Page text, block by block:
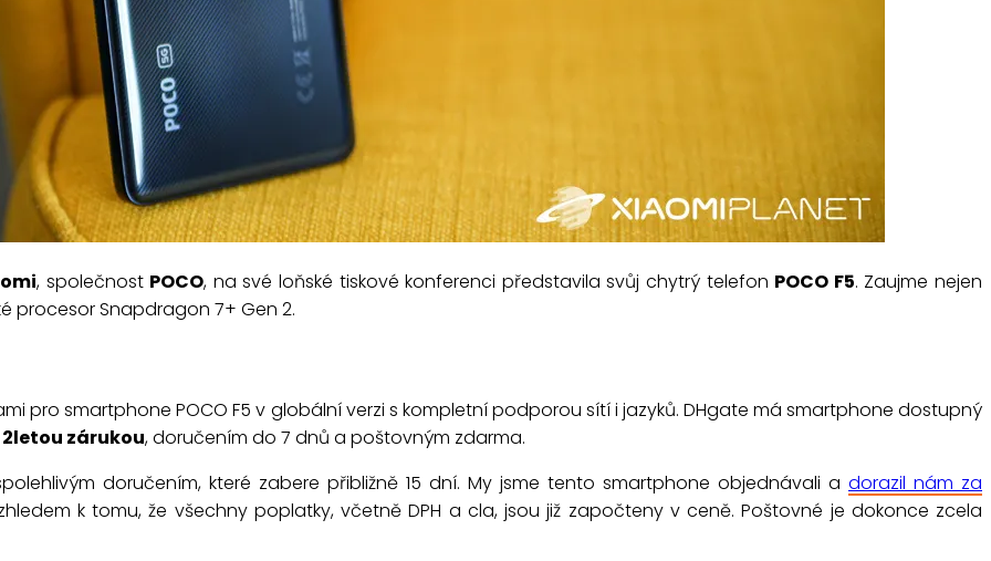
, společnost POCO, na své loňské tiskové konferenci představila svůj chytrý telefon POCO F5. Zaujme nejen
procesor Snapdragon 7+ Gen 2.
pro smartphone POCO F5 v globální verzi s kompletní podporou sítí i jazyků. DHgate má smartphone dostupný
2letou zárukou, doručením do 7 dnů a poštovným zdarma.
doručením, které zabere přibližně 15 dní. My jsme tento smartphone objednávali a dorazil nám za
k tomu, že všechny poplatky, včetně DPH a cla, jsou již započteny v ceně. Poštovné je dokonce zcela